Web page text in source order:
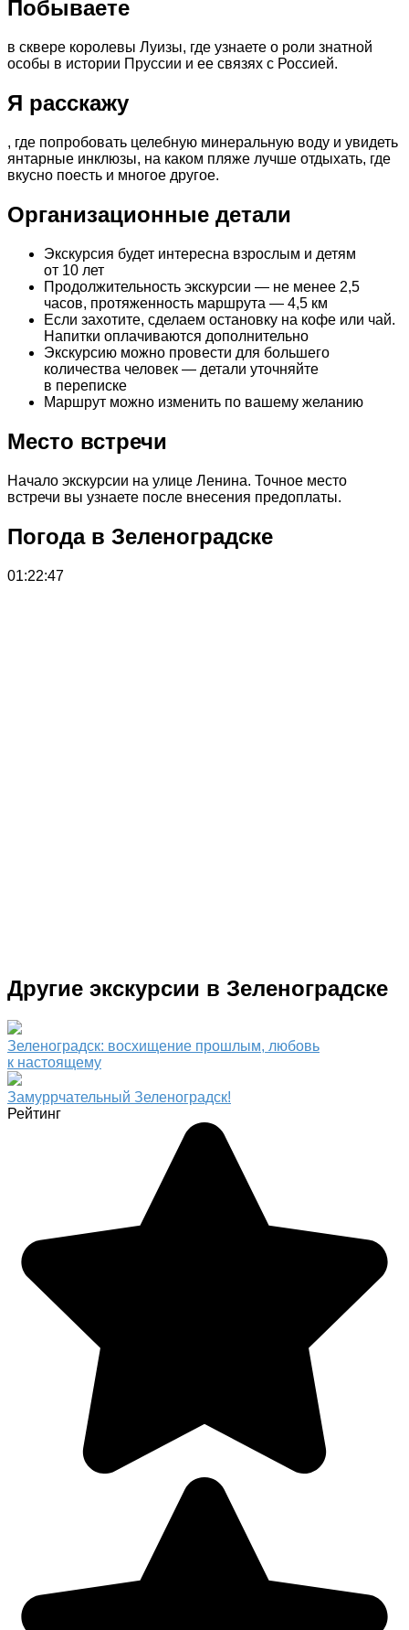
Побываете
в сквере королевы Луизы, где узнаете о роли знатной
особы в истории Пруссии и ее связях с Россией.
Я расскажу
, где попробовать целебную минеральную воду и увидеть
янтарные инклюзы, на каком пляже лучше отдыхать, где
вкусно поесть и многое другое.
Организационные детали
Экскурсия будет интересна взрослым и детям
от 10 лет
Продолжительность экскурсии — не менее 2,5
часов, протяженность маршрута — 4,5 км
Если захотите, сделаем остановку на кофе или чай.
Напитки оплачиваются дополнительно
Экскурсию можно провести для большего
количества человек — детали уточняйте
в переписке
Маршрут можно изменить по вашему желанию
Место встречи
Начало экскурсии на улице Ленина. Точное место
встречи вы узнаете после внесения предоплаты.
Погода в Зеленоградске
01:22:47
Другие экскурсии в Зеленоградске
Зеленоградск: восхищение прошлым, любовь
к настоящему
Замуррчательный Зеленоградск!
Рейтинг